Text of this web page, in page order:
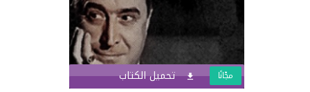
تحميل الكتاب مجّانًا